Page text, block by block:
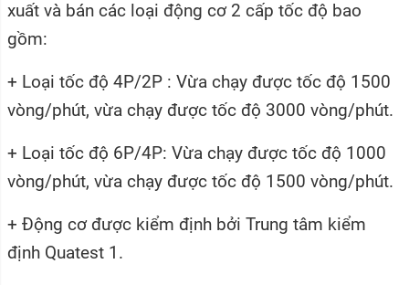
xuất và bán các loại động cơ 2 cấp tốc độ bao
gồm:
+ Loại tốc độ 4P/2P : Vừa chạy được tốc độ 1500
vòng/phút, vừa chạy được tốc độ 3000 vòng/phút.
+ Loại tốc độ 6P/4P: Vừa chạy được tốc độ 1000
vòng/phút, vừa chạy được tốc độ 1500 vòng/phút.
+ Động cơ được kiểm định bởi Trung tâm kiểm
định Quatest 1.